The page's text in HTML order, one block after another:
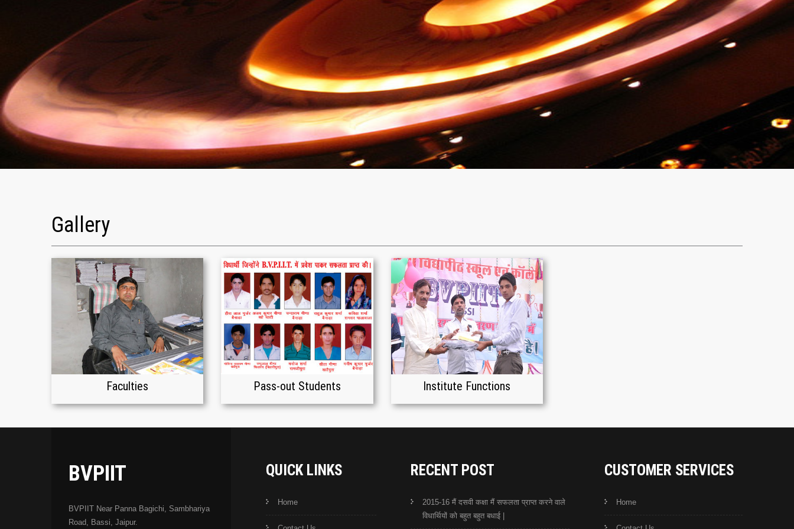
Gallery
Faculties Pass-out Students Institute Functions
BVPIIT
BVPIIT Near Panna Bagichi, Sambhariya
Road, Bassi, Jaipur.
QUICK LINKS
Home
RECENT POST
2015-16 मैं दसवी कक्षा मैं सफलता प्राप्त करने वाले
विधार्थियों को बहुत बहुत बधाई |
CUSTOMER SERVICES
Home